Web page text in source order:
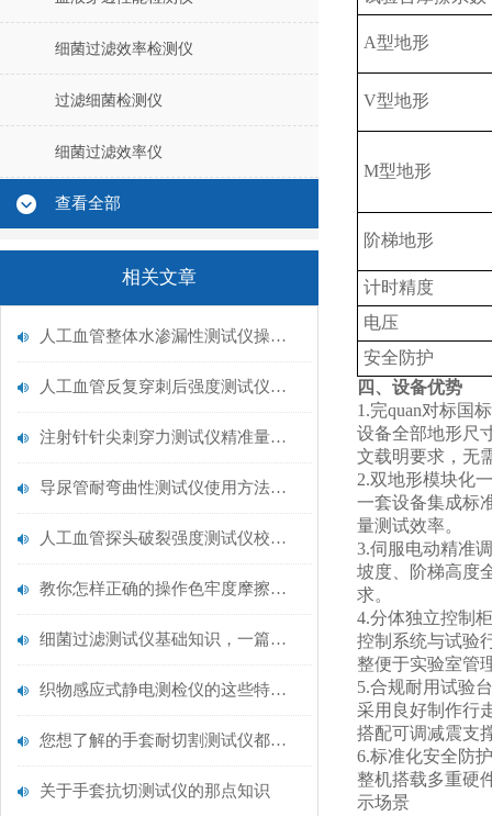
细菌过滤效率检测仪
过滤细菌检测仪
细菌过滤效率仪
查看全部
相关文章
人工血管整体水渗漏性测试仪操作中最容易出错的步骤
人工血管反复穿刺后强度测试仪是什么？透析患者的“生命管“质量靠它把关！
注射针针尖刺穿力测试仪精准量化针尖锋利度，构筑临床安全防线
导尿管耐弯曲性测试仪使用方法与操作规范
人工血管探头破裂强度测试仪校准规范：精准赋能医疗安全的技术基准
教你怎样正确的操作色牢度摩擦测试机
细菌过滤测试仪基础知识，一篇搞定
织物感应式静电测检仪的这些特点很少有人都知道
您想了解的手套耐切割测试仪都在这里了
关于手套抗切测试仪的那点知识
A型地形
V型地形
M型地形
阶梯地形
计时精度
电压
安全防护
四、设备优势
1.完quan对标国
设备全部地形尺
文载明要求，无
2.双地形模块化
一套设备集成标
量测试效率。
3.伺服电动精准
坡度、阶梯高度
求。
4.分体独立控制
控制系统与试验
整便于实验室管
5.合规耐用试验
采用良好制作行
搭配可调减震支
6.标准化安全防
整机搭载多重硬
示场景